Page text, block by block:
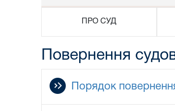
ПРО СУД
Повернення
Порядок